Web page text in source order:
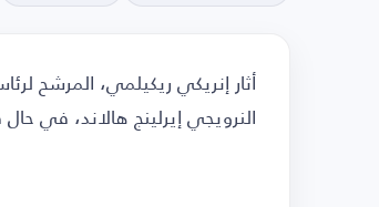
أثار إنريكي ريكيلمي، المرشح
النرويجي إيرلينج هالاند، في حال